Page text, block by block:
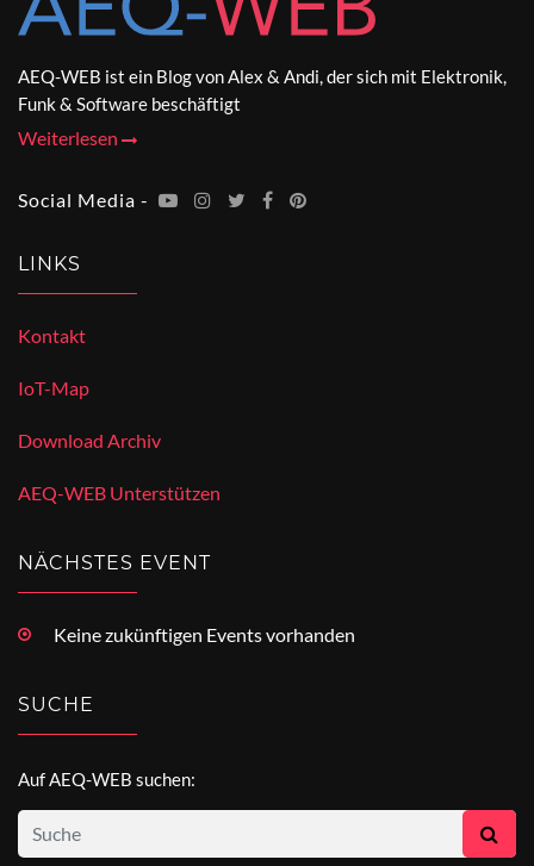
AEQ-WEB ist ein Blog von Alex & Andi, der sich mit Elektronik,
Funk & Software beschäftigt
Weiterlesen
Social Media -
LINKS
Kontakt
IoT-Map
Download Archiv
AEQ-WEB Unterstützen
NÄCHSTES EVENT
Keine zukünftigen Events vorhanden
SUCHE
Auf AEQ-WEB suchen: